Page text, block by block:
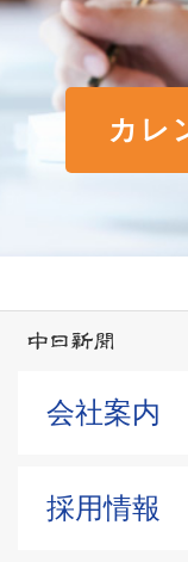
カレ
会社案内
採用情報